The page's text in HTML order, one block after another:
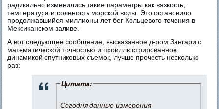
радикально изменились такие параметры как вязкость,
температура и соленость морской воды. Это остановило
продолжавшийся миллионы лет бег Кольцевого течения в
Мексиканском заливе.
А вот следующее сообщение, высказанное д-ром Зангари с
математической точностью и проиллюстрированное
динамикой спутниковых съемок, лучше прочесть несколько
раз:
Цитата:
Сегодня данные измерения